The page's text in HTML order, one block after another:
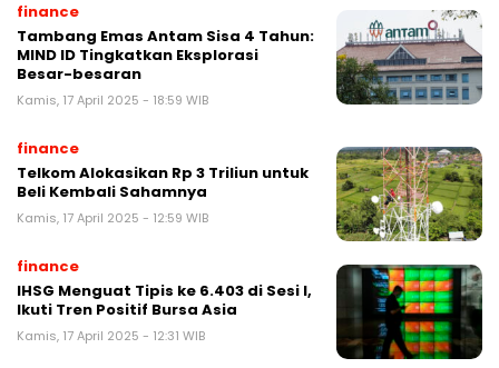
finance
Tambang Emas Antam Sisa 4 Tahun:
MIND ID Tingkatkan Eksplorasi
Besar-besaran
Kamis, 17 April 2025 - 18:59 WIB
finance
Telkom Alokasikan Rp 3 Triliun untuk
Beli Kembali Sahamnya
Kamis, 17 April 2025 - 12:59 WIB
finance
IHSG Menguat Tipis ke 6.403 di Sesi I,
Ikuti Tren Positif Bursa Asia
Kamis, 17 April 2025 - 12:31 WIB